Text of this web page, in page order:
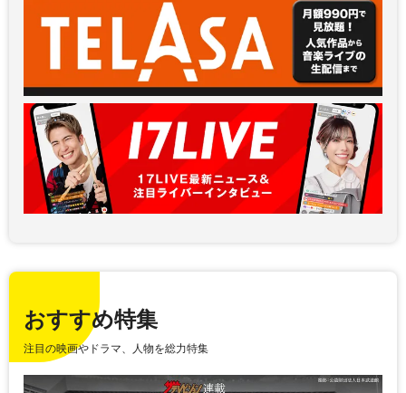
おすすめ特集
注目の映画やドラマ、人物を総力特集